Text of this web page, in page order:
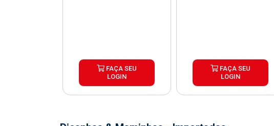
FAÇA SEU
LOGIN
FAÇA SEU
LOGIN